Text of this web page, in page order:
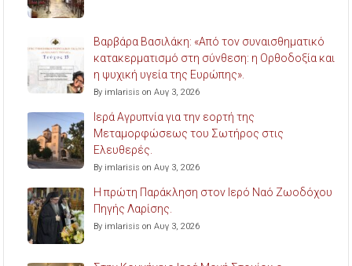
Βαρβάρα Βασιλάκη: «Από τον συναισθηματικό
κατακερματισμό στη σύνθεση: η Ορθοδοξία και
η ψυχική υγεία της Ευρώπης».
By imlarisis on Αυγ 3, 2026
Ιερά Αγρυπνία για την εορτή της
Μεταμορφώσεως του Σωτήρος στις
Ελευθερές.
By imlarisis on Αυγ 3, 2026
Η πρώτη Παράκληση στον Ιερό Ναό Ζωοδόχου
Πηγής Λαρίσης.
By imlarisis on Αυγ 3, 2026